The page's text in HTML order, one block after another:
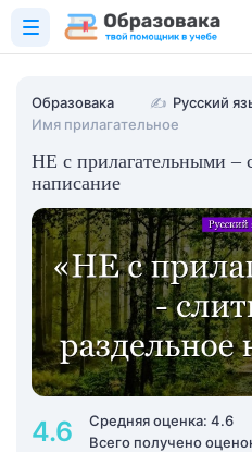
Образовака ✍ Русский
Имя прилагательное
НЕ с прилагательными –
написание
4.6
Средняя оценка: 4.6
Всего получено